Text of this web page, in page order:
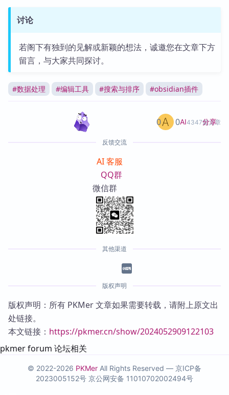
讨论
若阁下有独到的见解或新颖的想法，诚邀您在文章下方
留言，与大家共同探讨。
#数据处理 #编辑工具 #搜索与排序 #obsidian插件
AI4347篇文章
0 0 分享
反馈交流
AI 客服
QQ群
微信群
其他渠道
版权声明
版权声明：所有 PKMer 文章如果需要转载，请附上原文出
处链接。
本文链接： https://pkmer.cn/show/2024052909122103
pkmer forum 论坛相关
© 2022-2026 PKMer All Rights Reserved — 京ICP备
2023005152号 京公网安备 11010702002494号